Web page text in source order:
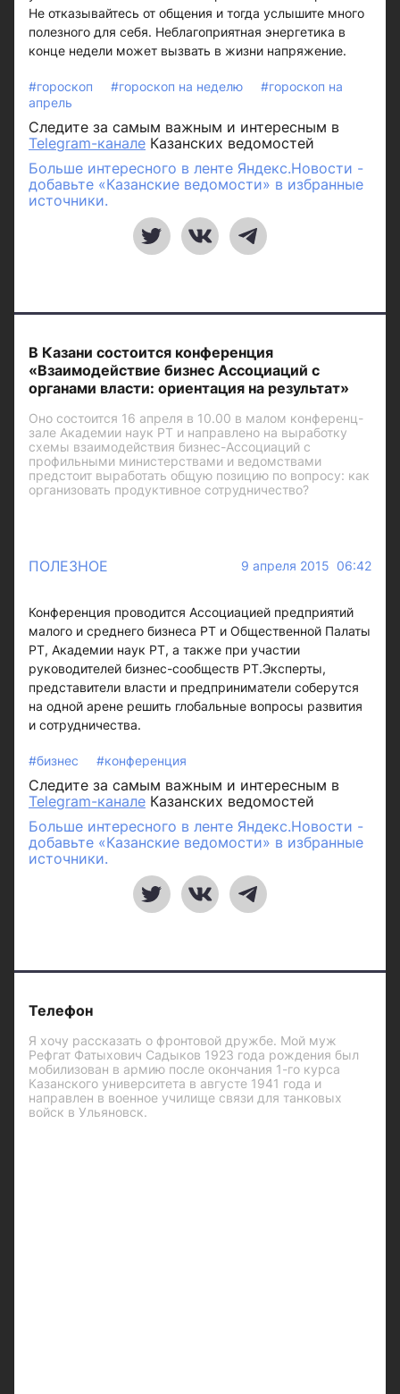
Не отказывайтесь от общения и тогда услышите много
полезного для себя. Неблагоприятная энергетика в
конце недели может вызвать в жизни напряжение.
#гороскоп #гороскоп на неделю
#гороскоп на
апрель
Следите за самым важным и интересным в
Telegram-канале Казанских ведомостей
Больше интересного в ленте Яндекс.Новости -
добавьте «Казанские ведомости» в избранные
источники.
В Казани состоится конференция
«Взаимодействие бизнес Ассоциаций с
органами власти: ориентация на результат»
Оно состоится 16 апреля в 10.00 в малом конференц-
зале Академии наук РТ и направлено на выработку
схемы взаимодействия бизнес-Ассоциаций с
профильными министерствами и ведомствами
предстоит выработать общую позицию по вопросу: как
организовать продуктивное сотрудничество?
ПОЛЕЗНОЕ 9 апреля 2015 06:42
Конференция проводится Ассоциацией предприятий
малого и среднего бизнеса РТ и Общественной Палаты
РТ, Академии наук РТ, а также при участии
руководителей бизнес-сообществ РТ.Эксперты,
представители власти и предприниматели соберутся
на одной арене решить глобальные вопросы развития
и сотрудничества.
#бизнес #конференция
Следите за самым важным и интересным в
Telegram-канале Казанских ведомостей
Больше интересного в ленте Яндекс.Новости -
добавьте «Казанские ведомости» в избранные
источники.
Телефон
Я хочу рассказать о фронтовой дружбе. Мой муж
Рефгат Фатыхович Садыков 1923 года рождения был
мобилизован в армию после окончания 1-го курса
Казанского университета в августе 1941 года и
направлен в военное училище связи для танковых
войск в Ульяновск.